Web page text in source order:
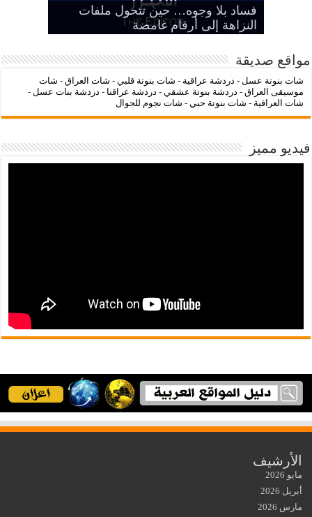
فساد بلا وجوه… حين تتحول ملفات
النزاهة إلى أرقام غامضة
بين الرمز السياسي وخطر التنازل عن
هيبة الدولة
شات عراقنا
شات بنوتة عسل
‌‌‌LC Waikiki: عنوان التسوق عبر
الإنترنت لشراء الملابس الأنيقة
مواقع صديقة
شات بنوتة عسل - دردشة عراقية - شات بنوتة قلبي - شات العراق- شات
موسيقى العراق - دردشة بنوتة عشقي - دردشة عراقنا - دردشة بنات عسل -
شات العراقية - شات بنوتة حبي - شات نجوم للجوال
فيديو مميز
الأرشيف
مايو 2026
أبريل 2026
مارس 2026